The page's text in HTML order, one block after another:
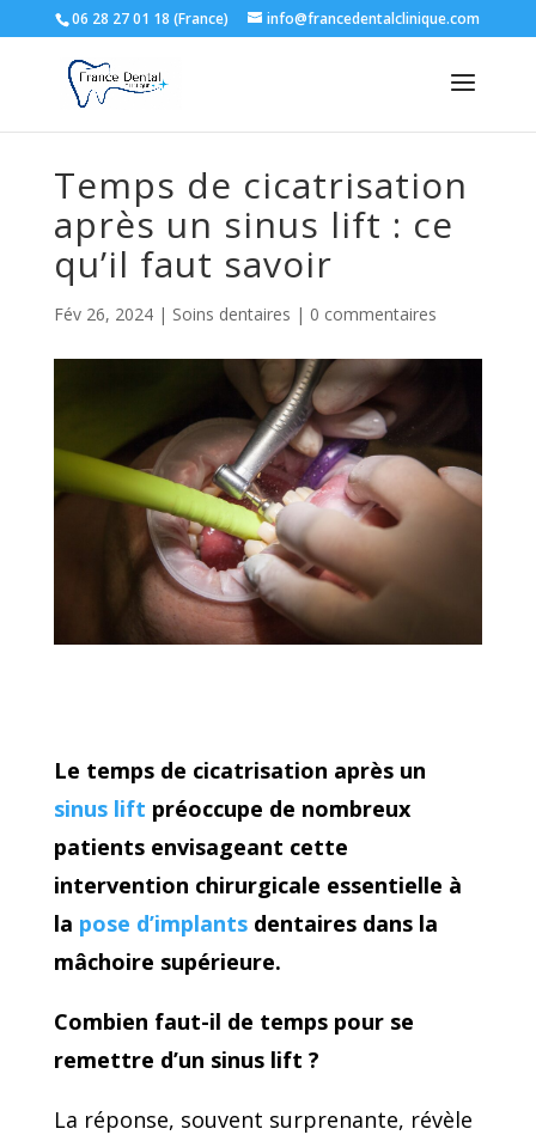
06 28 27 01 18 (France) info@francedentalclinique.com
Temps de cicatrisation
après un sinus lift : ce
qu’il faut savoir
Fév 26, 2024| Soins dentaires | 0 commentaires
Le temps de cicatrisation après un
sinus lift préoccupe de nombreux
patients envisageant cette
intervention chirurgicale essentielle à
la pose d’implantsdentaires dans la
mâchoire supérieure.
Combien faut-il de temps pour se
remettre d’un sinus lift ?
La réponse, souvent surprenante, révèle